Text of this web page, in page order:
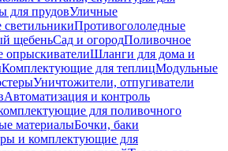
для прудовУличные
Противогололедные
щебеньСад и огородПоливочное
опрыскивателиШланги для дома и
Комплектующие для теплицМодульные
Уничтожители, отпугиватели
Автоматизация и контроль
для поливочного
материалыБочки, баки
и комплектующие для